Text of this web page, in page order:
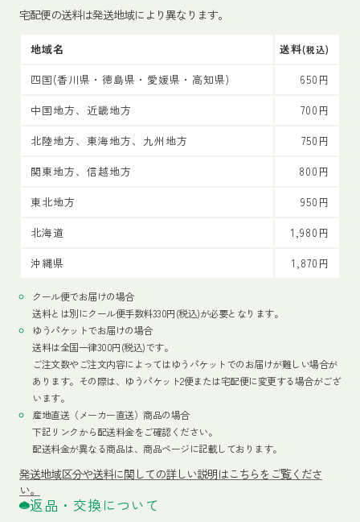
宅配便の送料は発送地域により異なります。
地域名 送料(税込)
四国(香川県・徳島県・愛媛県・高知県)
650円
中国地方、近畿地方
700円
北陸地方、東海地方、九州地方
750円
関東地方、信越地方
800円
東北地方
950円
北海道
1,980円
沖縄県
1,870円
クール便でお届けの場合
送料とは別にクール便手数料330円(税込)が必要となります。
ゆうパケットでお届けの場合
送料は全国一律300円(税込)です。
ご注文数やご注文内容によってはゆうパケットでのお届けが難しい場合が
あります。その際は、ゆうパケット2便または宅配便に変更する場合がござ
います。
産地直送（メーカー直送）商品の場合
下記リンクから配送料金をご確認ください。
配送料金が異なる商品は、商品ページに記載しております。
発送地域区分や送料に関しての詳しい説明はこちらをご覧くださ
い。
返品・交換について